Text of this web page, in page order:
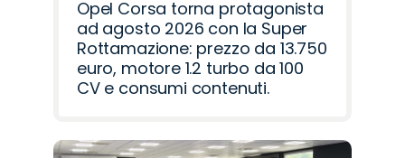
Opel Corsa torna protagonista
ad agosto 2026 con la Super
Rottamazione: prezzo da 13.750
euro, motore 1.2 turbo da 100
CV e consumi contenuti.